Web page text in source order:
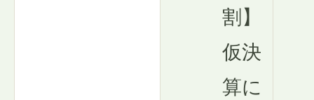
割】
仮決
算に